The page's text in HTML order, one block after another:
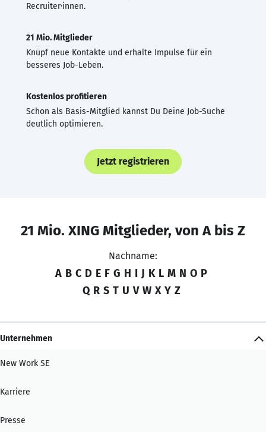
Recruiter·innen.
21 Mio. Mitglieder
Knüpf neue Kontakte und erhalte Impulse für ein
besseres Job-Leben.
Kostenlos profitieren
Schon als Basis-Mitglied kannst Du Deine Job-Suche
deutlich optimieren.
Jetzt registrieren
21 Mio. XING Mitglieder, von A bis Z
Nachname:
A B C D E F G H I J K L M N O P
Q R S T U V W X Y Z
Unternehmen
New Work SE
Karriere
Presse